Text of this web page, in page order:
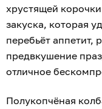
хрустящей
закуска, которая
перебьёт
предвкушение
отличное
Полукопчёная